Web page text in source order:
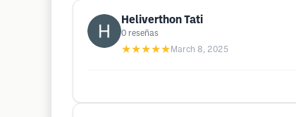
Heliverthon Tati
0 reseñas
★★★★★ March 8, 2025